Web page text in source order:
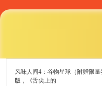
风味人间4：谷物星球（附赠限量
版，《舌尖上的
盲